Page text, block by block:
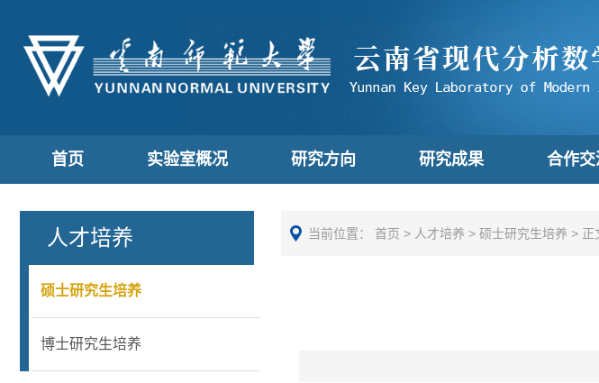
首页 实验室概况 研究方向 研究成果 合作交
人才培养
硕士研究生培养
博士研究生培养
当前位置： 首页 > 人才培养 > 硕士研究生培养 > 正